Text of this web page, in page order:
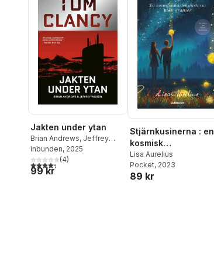
Jakten under ytan
Brian Andrews, Jeffrey
Wilson,Tom Clancy
Inbunden, 2025
4,3utav 5 stjärnor. Totalt antal röster:
(4)
99 kr
Stjärnkusinerna : en
kosmisk
kärlekshistoria utan
gränser
Lisa Aurelius
Pocket, 2023
89 kr